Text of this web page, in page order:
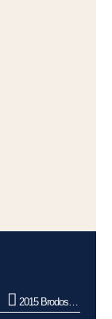
2015 Brodosplit BSO d.o.o.